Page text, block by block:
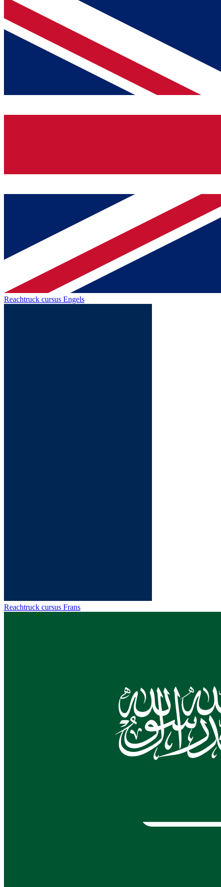
Reachtruck cursus Engels
Reachtruck cursus Frans